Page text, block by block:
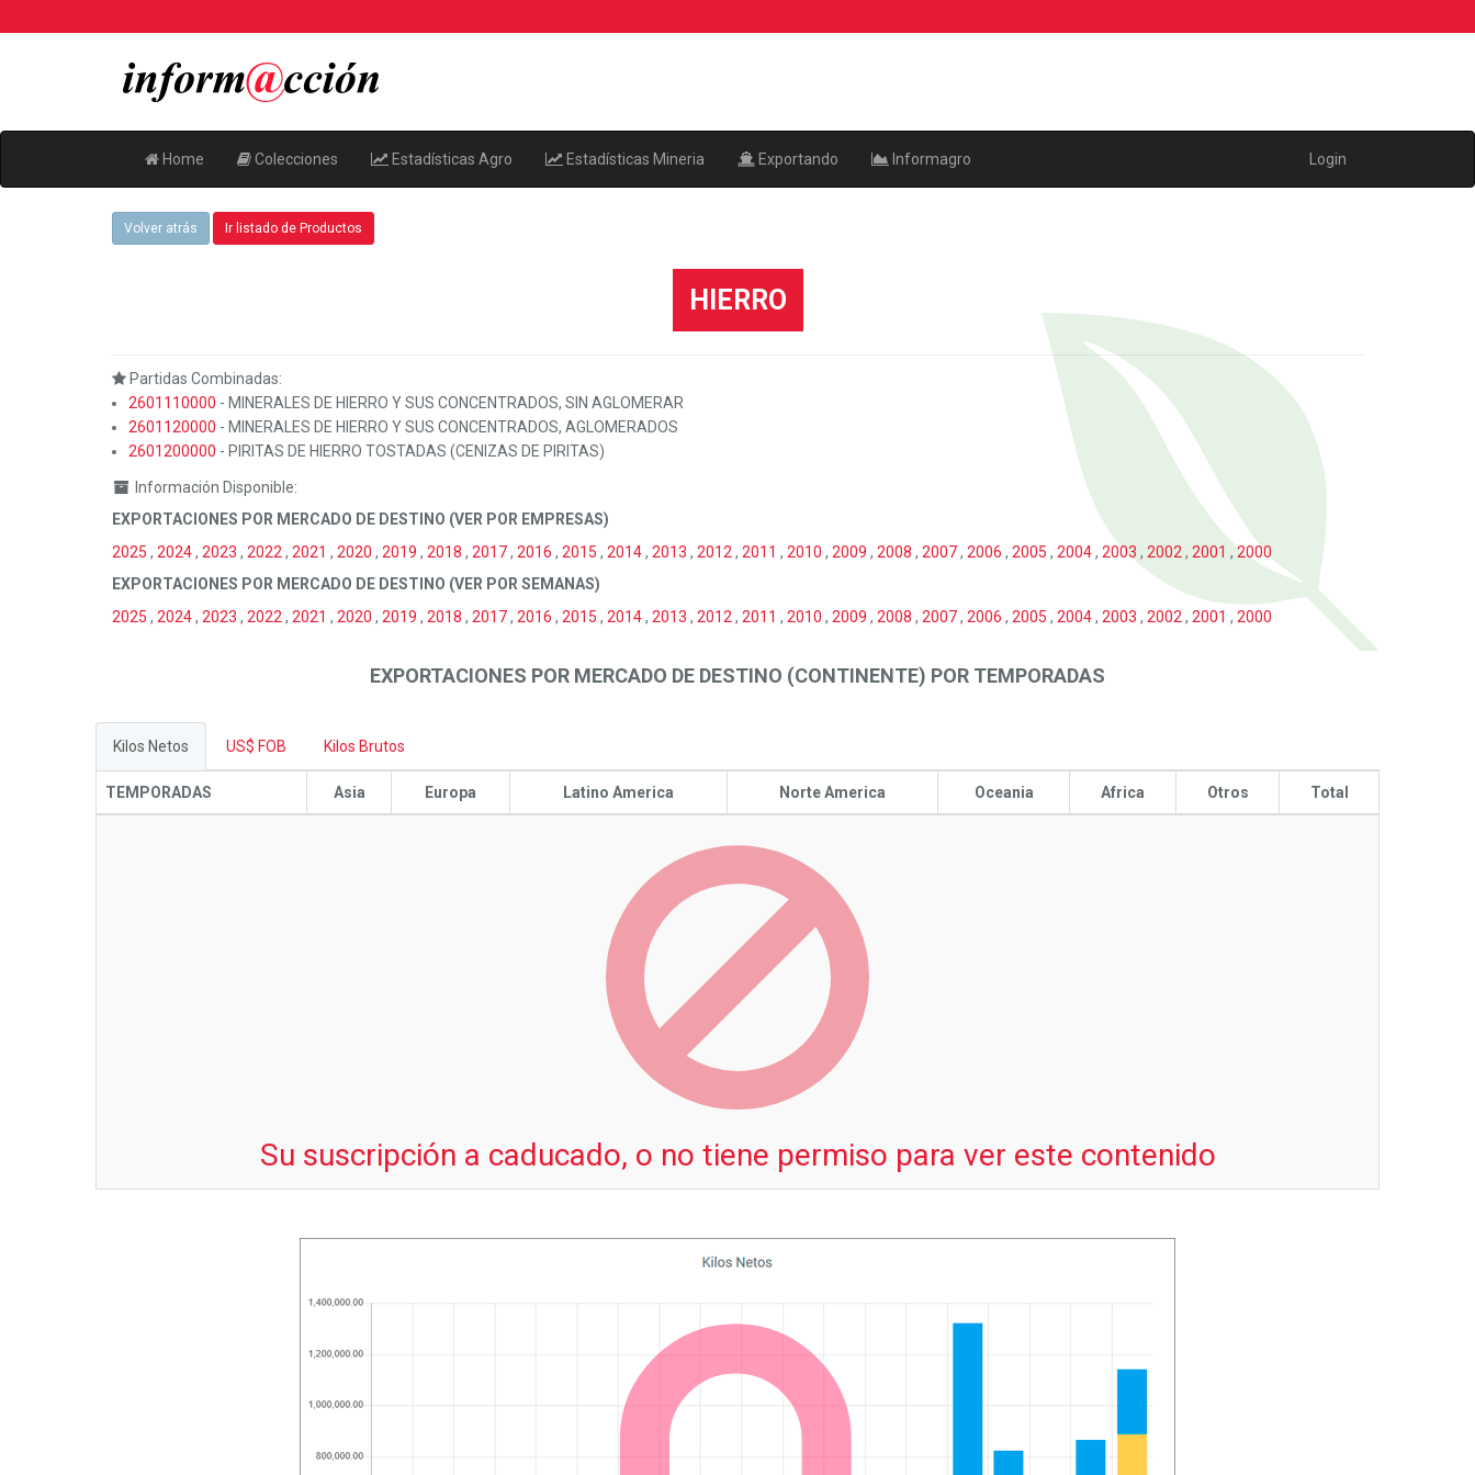
Home Colecciones Estadísticas Agro Estadísticas Mineria Exportando Informagro Login
Volver atrás Ir listado de Productos
HIERRO
Partidas Combinadas:
2601110000 - MINERALES DE HIERRO Y SUS CONCENTRADOS, SIN AGLOMERAR
2601120000 - MINERALES DE HIERRO Y SUS CONCENTRADOS, AGLOMERADOS
2601200000 - PIRITAS DE HIERRO TOSTADAS (CENIZAS DE PIRITAS)
Información Disponible:
EXPORTACIONES POR MERCADO DE DESTINO (VER POR EMPRESAS)
2025 , 2024, 2023 , 2022 , 2021 , 2020 , 2019 , 2018 , 2017, 2016 , 2015 , 2014, 2013 , 2012 , 2011 , 2010 , 2009 , 2008 , 2007, 2006 , 2005 , 2004, 2003 , 2002 , 2001 , 2000
EXPORTACIONES POR MERCADO DE DESTINO (VER POR SEMANAS)
2025 , 2024, 2023 , 2022 , 2021 , 2020 , 2019 , 2018 , 2017, 2016 , 2015 , 2014, 2013 , 2012 , 2011 , 2010 , 2009 , 2008 , 2007, 2006 , 2005 , 2004, 2003 , 2002 , 2001 , 2000
EXPORTACIONES POR MERCADO DE DESTINO (CONTINENTE) POR TEMPORADAS
Kilos Netos US$ FOB Kilos Brutos
TEMPORADAS Asia Europa Latino America Norte America Oceania Africa Otros Total
Su suscripción a caducado, o no tiene permiso para ver este contenido